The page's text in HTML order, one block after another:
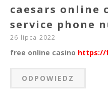
caesars online
service phone
26 lipca 2022
free online casino https://
ODPOWIEDZ